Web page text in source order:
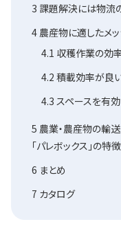
3 課題解決には物流
4 農産物に適したメッ
4.1 収穫作業の効
4.2 積載効率が良
4.3 スペースを有
5 農業・農産物の輸
「パレボックス」の特徴
6 まとめ
7 カタログ